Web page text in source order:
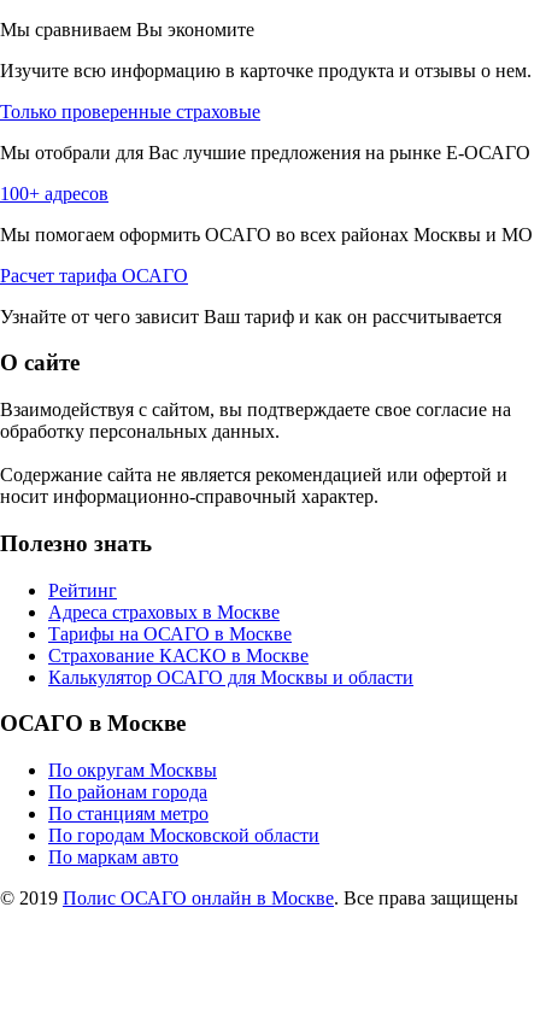
Мы сравниваем Вы экономите
Изучите всю информацию в карточке продукта и отзывы о нем.
Только проверенные страховые
Мы отобрали для Вас лучшие предложения на рынке Е-ОСАГО
100+ адресов
Мы помогаем оформить ОСАГО во всех районах Москвы и МО
Расчет тарифа ОСАГО
Узнайте от чего зависит Ваш тариф и как он рассчитывается
О сайте
Взаимодействуя с сайтом, вы подтверждаете свое согласие на
обработку персональных данных.
Содержание сайта не является рекомендацией или офертой и
носит информационно-справочный характер.
Полезно знать
Рейтинг
Адреса страховых в Москве
Тарифы на ОСАГО в Москве
Страхование КАСКО в Москве
Калькулятор ОСАГО для Москвы и области
ОСАГО в Москве
По округам Москвы
По районам города
По станциям метро
По городам Московской области
По маркам авто
© 2019 Полис ОСАГО онлайн в Москве. Все права защищены